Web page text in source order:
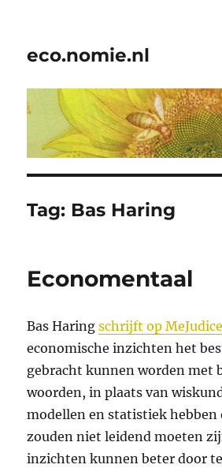
eco.nomie.nl
Tag: Bas Haring
Economentaal
Bas Haringschrijft op MeJudice
economische inzichten het
gebracht kunnen worden met
woorden, in plaats van
modellen en statistiek hebben
zouden niet leidend moeten
inzichten kunnen beter door